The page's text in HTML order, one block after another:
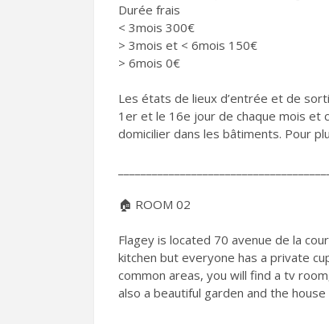
Durée frais
< 3mois 300€
> 3mois et < 6mois 150€
> 6mois 0€
Les états de lieux d’entrée et de
1er et le 16e jour de chaque mois et
domicilier dans les bâtiments. Pour
🏠 ROOM 02
Flagey is located 70 avenue de la
kitchen but everyone has a private
common areas, you will find a tv
also a beautiful garden and the